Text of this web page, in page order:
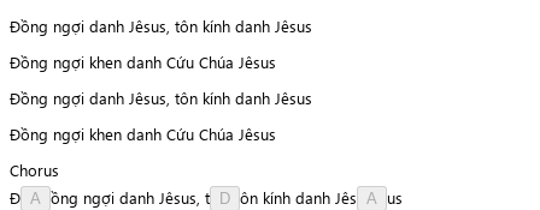
Đồng ngợi danh Jêsus, tôn kính danh Jêsus
Đồng ngợi khen danh Cứu Chúa Jêsus
Đồng ngợi danh Jêsus, tôn kính danh Jêsus
Đồng ngợi khen danh Cứu Chúa Jêsus
Chorus
Đ A ồng ngợi danh Jêsus, t D ôn kính danh Jês A us